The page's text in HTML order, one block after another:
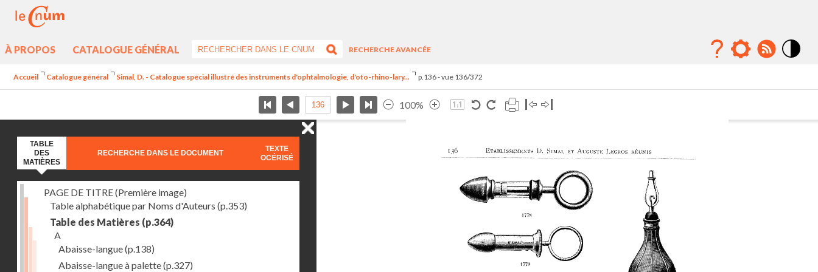
À PROPOS CATALOGUE GÉNÉRAL
RECHERCHE AVANCÉE
Accueil Catalogue général Simal, D. - Catalogue spécial illustré des instruments d'ophtalmologie, d'oto-rhino-lary... p.136 - vue 136/372
100%
TABLE
DES
MATIÈRES
RECHERCHE DANS LE DOCUMENT
TEXTE
OCÉRISÉ
PAGE DE TITRE (Première image)
Table alphabétique par Noms d'Auteurs (p.353)
Table des Matières (p.364)
A
Abaisse-langue(p.138)
Abaisse-langue à palette(p.327)